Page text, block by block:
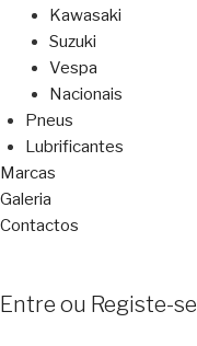
Kawasaki
Suzuki
Vespa
Nacionais
Pneus
Lubrificantes
Marcas
Galeria
Contactos
Entre ou Registe-se